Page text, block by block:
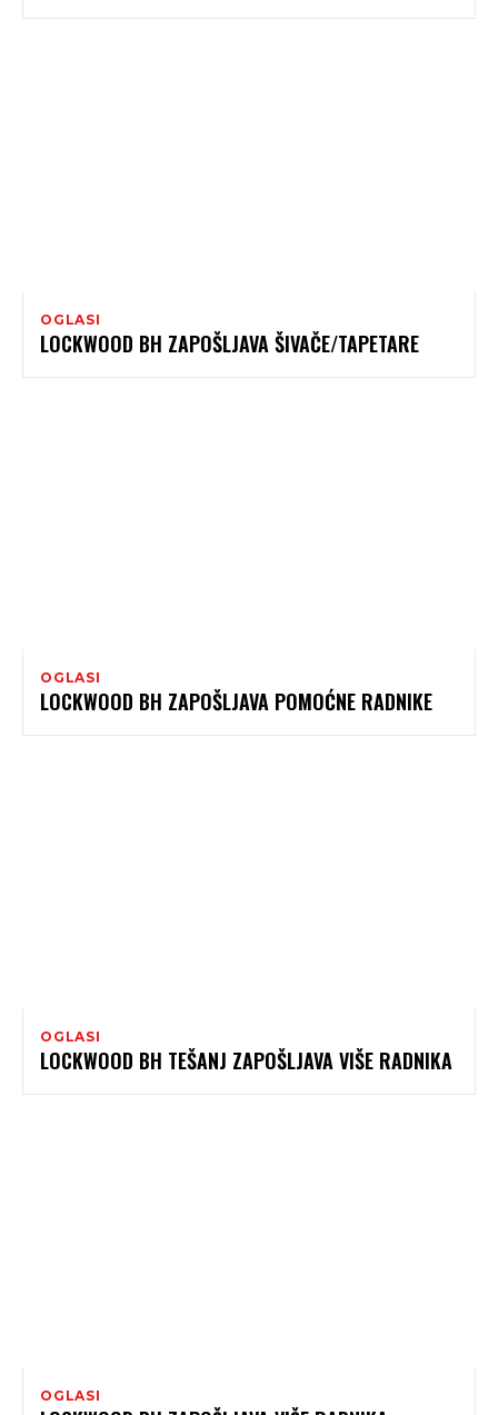
OGLASI
LOCKWOOD BH ZAPOŠLJAVA ŠIVAČE/TAPETARE
OGLASI
LOCKWOOD BH ZAPOŠLJAVA POMOĆNE RADNIKE
OGLASI
LOCKWOOD BH TEŠANJ ZAPOŠLJAVA VIŠE RADNIKA
OGLASI